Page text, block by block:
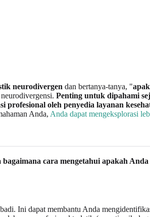
neurodivergen dan bertanya-tanya, "
Penting untuk dipahami
oleh penyedia layanan
Anda, Anda dapat mengeksplorasi
cara mengetahui apakah
Ini dapat membantu Anda